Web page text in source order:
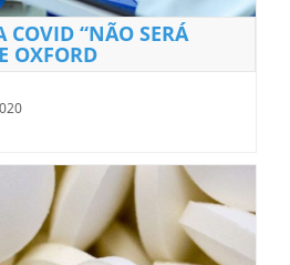
COVID “NÃO SERÁ
OXFORD